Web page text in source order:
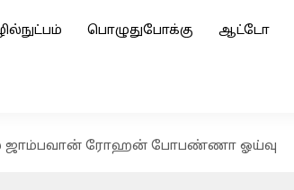
பொழுதுபோக்கு ஆட்டோ
ஜாம்பவான் ரோஹன் போபண்ணா ஓய்வு